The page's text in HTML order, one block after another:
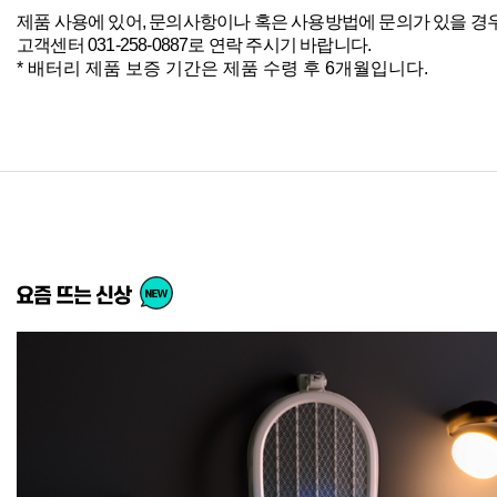
제품 사용에 있어, 문의사항이나 혹은 사용방법에 문의가 있을 경
고객센터 031-258-0887로 연락 주시기 바랍니다.
* 배터리 제품 보증 기간은 제품 수령 후 6개월입니다.